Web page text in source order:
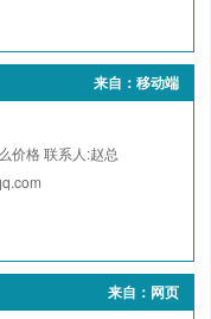
来自：移动端
价格联系人:赵总
来自：网页